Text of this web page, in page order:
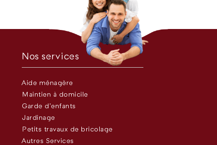
Nos services
Aide ménagère
Maintien à domicile
Garde d’enfants
Jardinage
Petits travaux de bricolage
Autres Services